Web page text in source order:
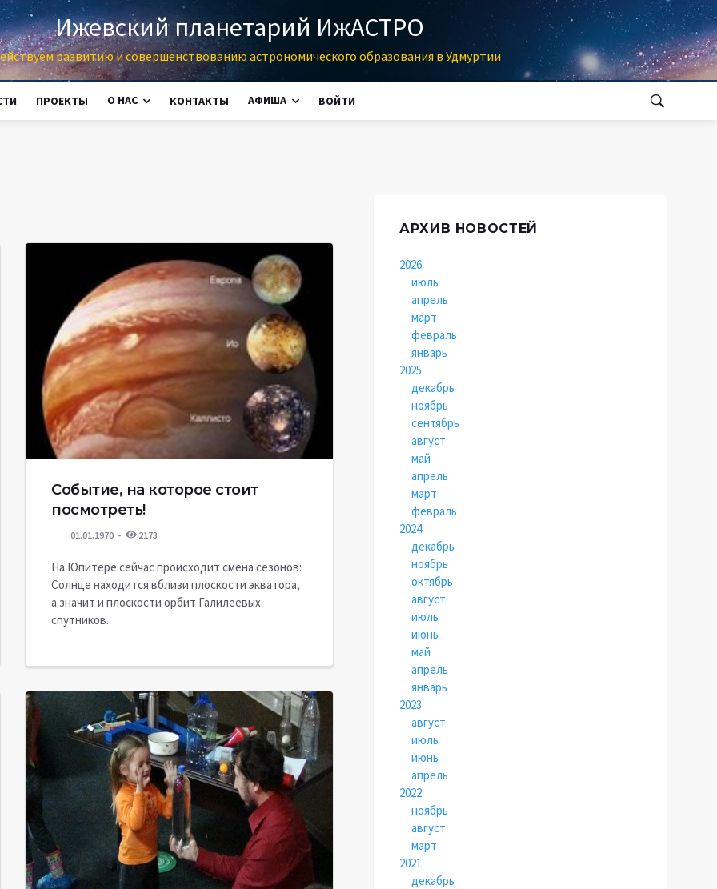
Ижевский планетарий ИжАСТРО
развитию и совершенствованию астрономического образования в Удмуртии
ПРОЕКТЫ О НАС КОНТАКТЫ АФИША ВОЙТИ
Событие, на которое стоит
посмотреть!
01.01.1970 2173
На Юпитере сейчас происходит смена сезонов:
Солнце находится вблизи плоскости экватора,
а значит и плоскости орбит Галилеевых
спутников.
АРХИВ НОВОСТЕЙ
2026
июль
апрель
март
февраль
январь
2025
декабрь
ноябрь
сентябрь
август
май
апрель
март
февраль
2024
декабрь
ноябрь
октябрь
август
июль
июнь
май
апрель
январь
2023
август
июль
июнь
апрель
2022
ноябрь
август
март
2021
декабрь